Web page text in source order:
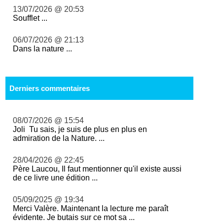
13/07/2026 @ 20:53
Soufflet ...
06/07/2026 @ 21:13
Dans la nature ...
Derniers commentaires
08/07/2026 @ 15:54
Joli Tu sais, je suis de plus en plus en
admiration de la Nature. ...
28/04/2026 @ 22:45
Père Laucou, Il faut mentionner qu'il existe aussi
de ce livre une édition ...
05/09/2025 @ 19:34
Merci Valère. Maintenant la lecture me paraît
évidente. Je butais sur ce mot sa ...